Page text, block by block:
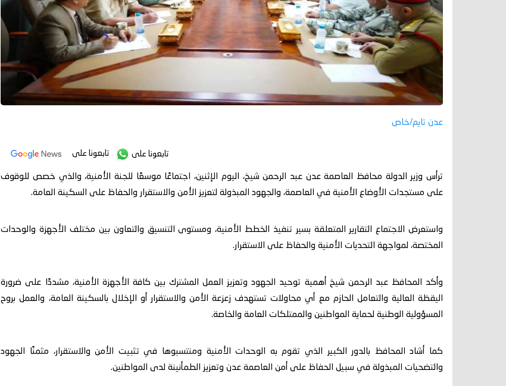
عدن تايم/خاص
تابعونا على تابعونا على
ترأس وزير الدولة محافظ العاصمة عدن عبد الرحمن شيخ، اليوم الإثنين، اجتماعًا موسعًا للجنة الأمنية، والذي خصص للوقوف
على مستجدات الأوضاع الأمنية في العاصمة، والجهود المبذولة لتعزيز الأمن والاستقرار والحفاظ على السكينة العامة.
واستعرض الاجتماع التقارير المتعلقة بسير تنفيذ الخطط الأمنية، ومستوى التنسيق والتعاون بين مختلف الأجهزة والوحدات
المختصة، لمواجهة التحديات الأمنية والحفاظ على الاستقرار.
وأكد المحافظ عبد الرحمن شيخ أهمية توحيد الجهود وتعزيز العمل المشترك بين كافة الأجهزة الأمنية، مشددًا على ضرورة
اليقظة العالية والتعامل الحازم مع أي محاولات تستهدف زعزعة الأمن والاستقرار أو الإخلال بالسكينة العامة، والعمل بروح
المسؤولية الوطنية لحماية المواطنين والممتلكات العامة والخاصة.
كما أشاد المحافظ بالدور الكبير الذي تقوم به الوحدات الأمنية ومنتسبوها في تثبيت الأمن والاستقرار، مثمنًا الجهود
والتضحيات المبذولة في سبيل الحفاظ على أمن العاصمة عدن وتعزيز الطمأنينة لدى المواطنين.